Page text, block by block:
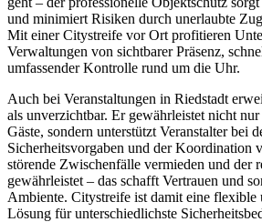
und minimiert Risiken durch unerlaubte
Mit einer Citystreife vor Ort profitieren
Verwaltungen von sichtbarer Präsenz,
umfassender Kontrolle rund um die Uhr.
Auch bei Veranstaltungen in Riedstadt
als unverzichtbar. Er gewährleistet nicht
Gäste, sondern unterstützt Veranstalter bei
Sicherheitsvorgaben und der Koordination
störende Zwischenfälle vermieden und der
gewährleistet – das schafft Vertrauen und
Ambiente. Citystreife ist damit eine flexible
Lösung für unterschiedlichste